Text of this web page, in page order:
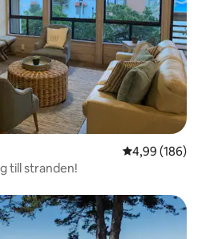
4,99 av 5 i
4,99 (186)
till stranden!